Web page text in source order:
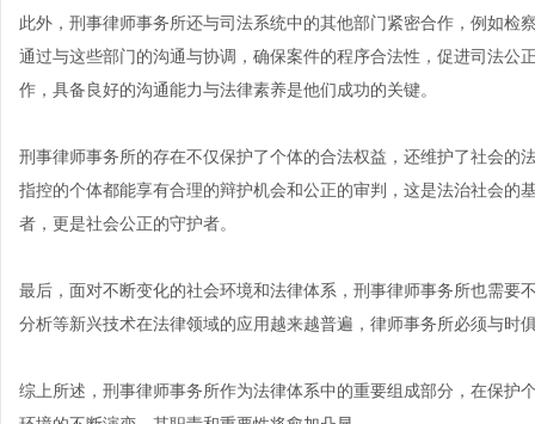
此外，刑事律师事务所还与司法系统中的其他部门紧密合作，例如
通过与这些部门的沟通与协调，确保案件的程序合法性，促进司法公
作，具备良好的沟通能力与法律素养是他们成功的关键。
刑事律师事务所的存在不仅保护了个体的合法权益，还维护了社会的
指控的个体都能享有合理的辩护机会和公正的审判，这是法治社会的
者，更是社会公正的守护者。
最后，面对不断变化的社会环境和法律体系，刑事律师事务所也需要
分析等新兴技术在法律领域的应用越来越普遍，律师事务所必须与时
综上所述，刑事律师事务所作为法律体系中的重要组成部分，在保护